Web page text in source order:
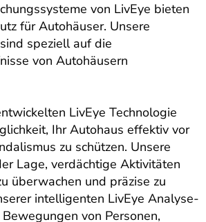
von LivEye bieten
für Autohäuser. Unsere
speziell auf die
von Autohäusern
LivEye Technologie
Ihr Autohaus effektiv vor
zu schützen. Unsere
Lage, verdächtige Aktivitäten
überwachen und präzise zu
intelligenten LivEye Analyse-
von Personen,